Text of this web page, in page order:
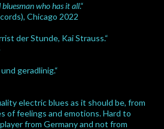
who has it all.“
Chicago 2022
der Stunde, Kai Strauss.“
geradlinig.“
electric blues as it should be, from
of feelings and emotions. Hard to
from Germany and not from